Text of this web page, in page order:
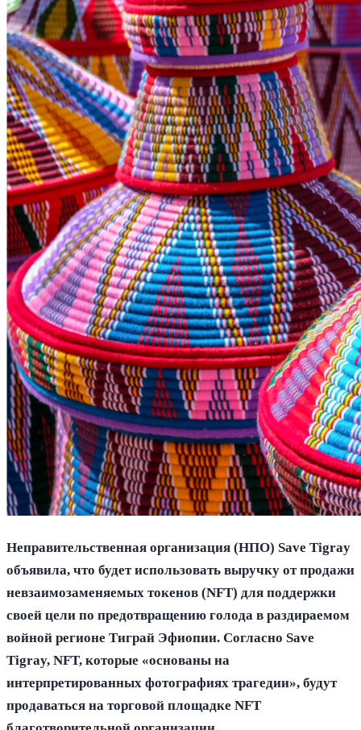
Неправительственная организация (НПО) Save Tigray
объявила, что будет использовать выручку от продажи
невзаимозаменяемых токенов (NFT) для поддержки
своей цели по предотвращению голода в раздираемом
войной регионе Тиграй Эфиопии. Согласно Save
Tigray, NFT, которые «основаны на
интерпретированных фотографиях трагедии», будут
продаваться на торговой площадке NFT